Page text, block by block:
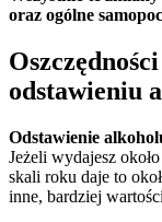
oraz ogólne
odstawieniu
Odstawienie
Jeżeli wydajesz około
skali roku daje to
inne, bardziej